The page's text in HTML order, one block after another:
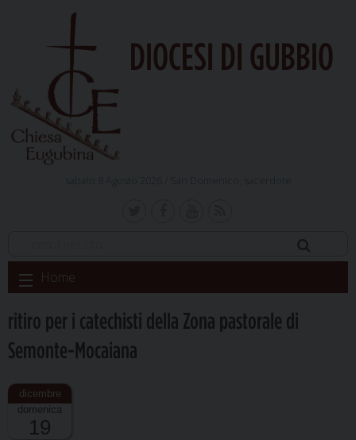
DIOCESI DI GUBBIO
Skip
to
Home
ritiro per i catechisti della Zona pastorale di
Semonte-Mocaiana
domenica
19